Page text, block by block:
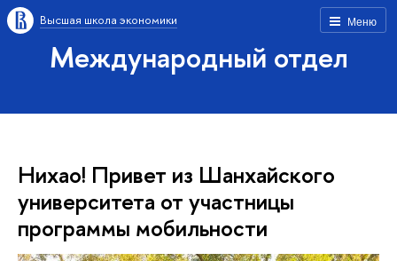
Меню
Высшая школа экономики
Международный отдел
Нихао! Привет из Шанхайского
университета от участницы
программы мобильности